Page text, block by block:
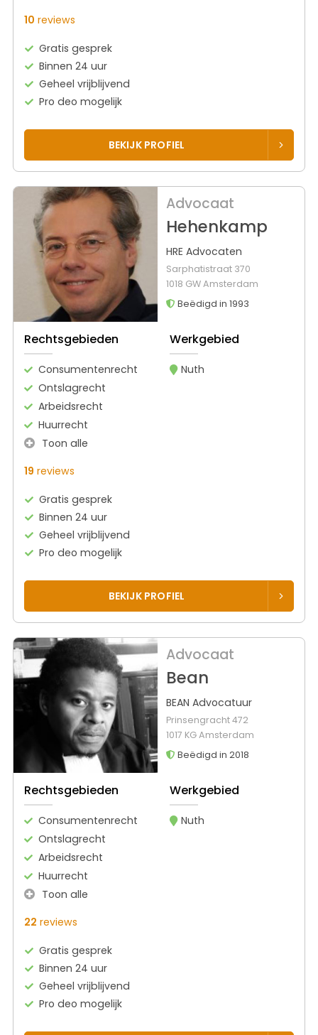
10 reviews
Gratis gesprek
Binnen 24 uur
Geheel vrijblijvend
Pro deo mogelijk
BEKIJK PROFIEL
Advocaat
Hehenkamp
HRE Advocaten
Sarphatistraat 370
1018 GW Amsterdam
Beëdigd in 1993
Rechtsgebieden
Consumentenrecht
Ontslagrecht
Arbeidsrecht
Huurrecht
Toon alle
Werkgebied
Nuth
19 reviews
Gratis gesprek
Binnen 24 uur
Geheel vrijblijvend
Pro deo mogelijk
BEKIJK PROFIEL
Advocaat
Bean
BEAN Advocatuur
Prinsengracht 472
1017 KG Amsterdam
Beëdigd in 2018
Rechtsgebieden
Consumentenrecht
Ontslagrecht
Arbeidsrecht
Huurrecht
Toon alle
Werkgebied
Nuth
22 reviews
Gratis gesprek
Binnen 24 uur
Geheel vrijblijvend
Pro deo mogelijk